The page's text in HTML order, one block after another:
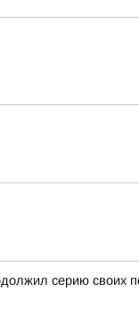
серию своих